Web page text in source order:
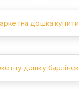
дошка купити
дошку барлінек